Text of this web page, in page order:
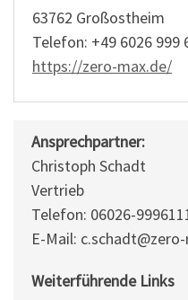
63762 Großostheim
Telefon: +49 6026 999
https://zero-max.de/
Ansprechpartner:
Christoph Schadt
Vertrieb
Telefon: 06026-
E-Mail:
Weiterführende Links